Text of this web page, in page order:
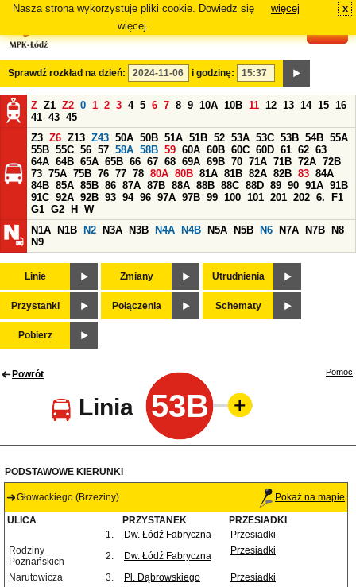
Nasza strona wykorzystuje pliki cookie. Dowiedz się
więcej.
więcej x
Sprawdź rozkład na dzień: i godzinę:
Z Z1 Z2 0 1 2 3 4 5 6 7 8 9 10A 10B 11 12 13 14 15 16
41 43 45
Z3 Z6 Z13 Z43 50A 50B 51A 51B 52 53A 53C 53B 54B 55A
55B 55C 56 57 58A 58B 59 60A 60B 60C 60D 61 62 63
64A 64B 65A 65B 66 67 68 69A 69B 70 71A 71B 72A 72B
73 75A 75B 76 77 78 80A 80B 81A 81B 82A 82B 83 84A
84B 85A 85B 86 87A 87B 88A 88B 88C 88D 89 90 91A 91B
91C 92A 92B 93 94 96 97A 97B 99 100 101 201 202 6.
F1
G1 G2 H
W
N1A
N1B N2 N3A N3B N4A N4B N5A N5B N6 N7A N7B
N8
N9
Linie Zmiany Utrudnienia
Przystanki Połączenia Schematy
Pobierz
Powrót
Linia 53B
Pomoc
PODSTAWOWE KIERUNKI
Głowackiego (Brzeziny) Pokaż na mapie
ULICA PRZYSTANEK
PRZESIADKI
1.
Dw. Łódź Fabryczna
Przesiadki
Rodziny
Poznańskich
2. Dw. Łódź Fabryczna Przesiadki
Narutowicza 3. Pl. Dąbrowskiego
Przesiadki